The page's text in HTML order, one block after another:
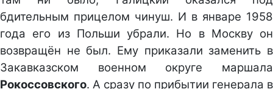
бдительным прицелом чинуш. И в январе 1958
года его из Польши убрали. Но в Москву он
возвращён не был. Ему приказали заменить в
Закавказском военном округе маршала
Рокоссовского. А сразу по прибытии генерала в